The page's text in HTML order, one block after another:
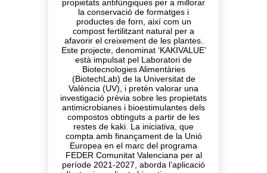
propietats antifúngiques per a millorar
la conservació de formatges i
productes de forn, així com un
compost fertilitzant natural per a
afavorir el creixement de les plantes.
Este projecte, denominat ‘KAKIVALUE’
està impulsat pel Laboratori de
Biotecnologies Alimentàries
(BiotechLab) de la Universitat de
València (UV), i pretén valorar una
investigació prèvia sobre les propietats
antimicrobianes i bioestimulantes dels
compostos obtinguts a partir de les
restes de kaki. La iniciativa, que
compta amb finançament de la Unió
Europea en el marc del programa
FEDER Comunitat Valenciana per al
període 2021-2027, aborda l’aplicació